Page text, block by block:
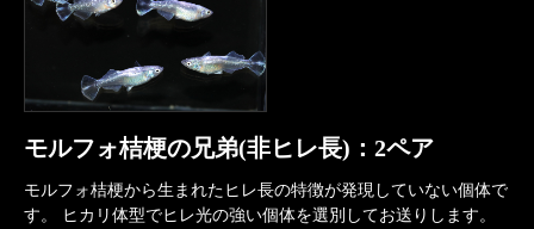
モルフォ桔梗の兄弟(非ヒレ長)：2ペア
モルフォ桔梗から生まれたヒレ長の特徴が発現していない個体で
す。 ヒカリ体型でヒレ光の強い個体を選別してお送りします。